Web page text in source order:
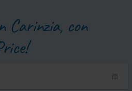
Carinzia, con